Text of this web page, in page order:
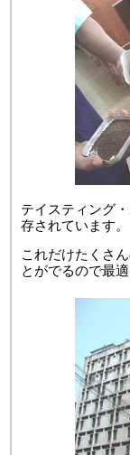
テイスティング
存されています
これだけたくさ
とがでるので最